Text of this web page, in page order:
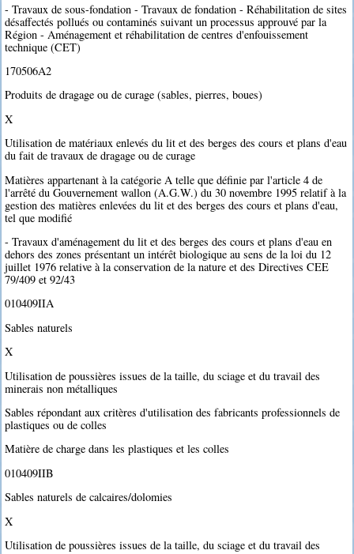
- Travaux de sous-fondation - Travaux de fondation - Réhabilitation de sites
désaffectés pollués ou contaminés suivant un processus approuvé par la
Région - Aménagement et réhabilitation de centres d'enfouissement
technique (CET)
170506A2
Produits de dragage ou de curage (sables, pierres, boues)
X
Utilisation de matériaux enlevés du lit et des berges des cours et plans d'eau
du fait de travaux de dragage ou de curage
Matières appartenant à la catégorie A telle que définie par l'article 4 de
l'arrêté du Gouvernement wallon (A.G.W.) du 30 novembre 1995 relatif à la
gestion des matières enlevées du lit et des berges des cours et plans d'eau,
tel que modifié
- Travaux d'aménagement du lit et des berges des cours et plans d'eau en
dehors des zones présentant un intérêt biologique au sens de la loi du 12
juillet 1976 relative à la conservation de la nature et des Directives CEE
79/409 et 92/43
010409IIA
Sables naturels
X
Utilisation de poussières issues de la taille, du sciage et du travail des
minerais non métalliques
Sables répondant aux critères d'utilisation des fabricants professionnels de
plastiques ou de colles
Matière de charge dans les plastiques et les colles
010409IIB
Sables naturels de calcaires/dolomies
X
Utilisation de poussières issues de la taille, du sciage et du travail des